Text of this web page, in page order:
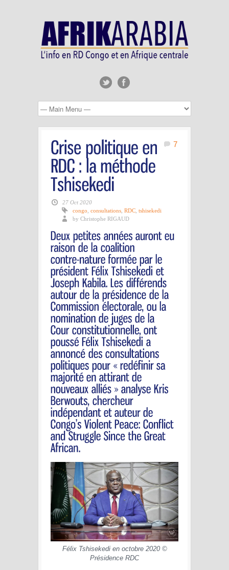
7
27 Oct 2020
congo consultations RDC tshisekedi
by Christophe RIGAUD
Félix Tshisekedi en octobre 2020 ©
Présidence RDC